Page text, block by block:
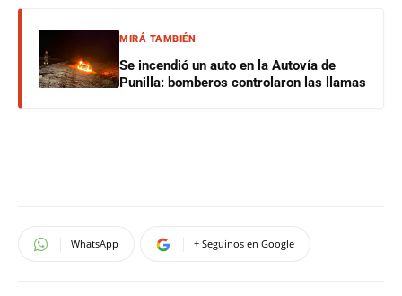
MIRÁ TAMBIÉN
Se incendió un auto en la Autovía de
Punilla: bomberos controlaron las llamas
WhatsApp + Seguinos en Google